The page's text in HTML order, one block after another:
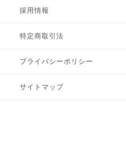
採用情報
特定商取引法
プライバシーポリシー
サイトマップ